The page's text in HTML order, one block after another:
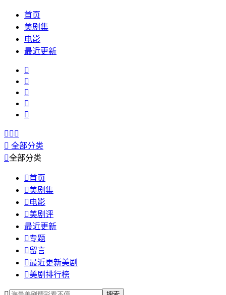
首页
美剧集
电影
最近更新





  
 全部分类
全部分类
首页
美剧集
 电影
美剧评
最近更新
专题
留言
最近更新美剧
美剧排行榜